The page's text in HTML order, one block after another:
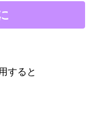
すると